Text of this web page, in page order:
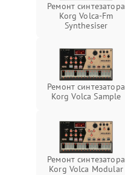
Ремонт синтезатора
Korg Volca-Fm
Synthesiser
Ремонт синтезатора
Korg Volca Sample
Ремонт синтезатора
Korg Volca Modular